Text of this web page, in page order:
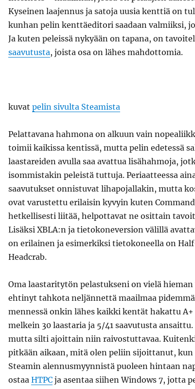
Kyseinen laajennus ja satoja uusia kenttiä on
kunhan pelin kenttäeditori saadaan valmiiksi,
Ja kuten peleissä nykyään on tapana, on
saavutusta, joista osa on lähes mahdottomia.
kuvat pelin sivulta Steamista
Pelattavana hahmona on alkuun vain
toimii kaikissa kentissä, mutta pelin edetessä
laastareiden avulla saa avattua lisähahmoja,
isommistakin peleistä tuttuja. Periaatteessa
saavutukset onnistuvat lihapojallakin, mutta
ovat varustettu erilaisin kyvyin kuten
hetkellisesti liitää, helpottavat ne osittain
Lisäksi XBLA:n ja tietokoneversion välillä
on erilainen ja esimerkiksi tietokoneella on
Headcrab.
Oma laastaritytön pelastukseni on vielä hieman
ehtinyt tahkota neljännettä maailmaa
mennessä onkin lähes kaikki kentät hakattu
melkein 30 laastaria ja 5/41 saavutusta
mutta silti ajoittain niin raivostuttavaa.
pitkään aikaan, mitä olen peliin sijoittanut, kun
Steamin alennusmyynnistä puoleen hintaan
ostaa HTPCja asentaa siihen Windows 7, jotta